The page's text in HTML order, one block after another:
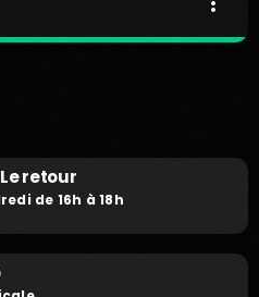
retour
de 16h à 18h